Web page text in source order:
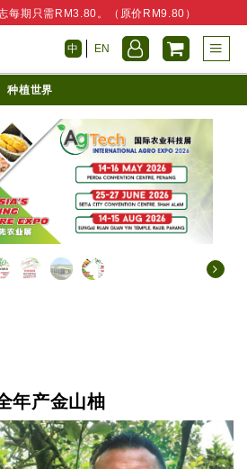
每期只需RM3.80。（原价RM9.80）
中 EN
种植世界
年产金山柚